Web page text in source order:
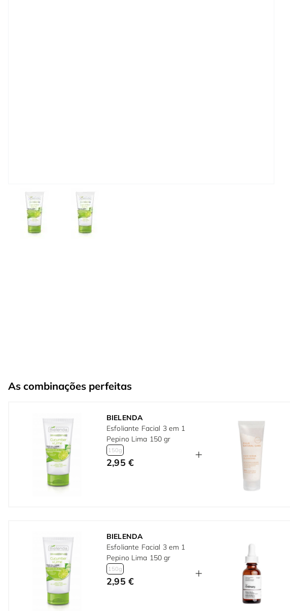
View larger imageView larger image
As combinações perfeitas
BIELENDA
Esfoliante Facial 3 em 1
Pepino Lima 150 gr
150g
2,95 €
BIELENDA
Esfoliante Facial 3 em 1
Pepino Lima 150 gr
150g
2,95 €